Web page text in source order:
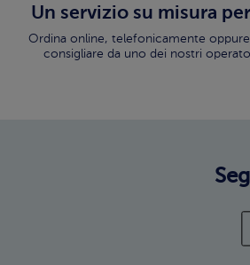
Un servizio su misura
Ordina online, telefonicamente
consigliare da uno dei nostri